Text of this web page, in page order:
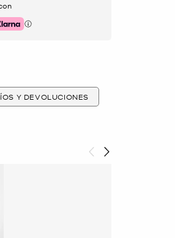
Y DEVOLUCIONES